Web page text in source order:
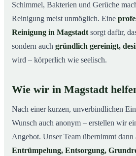
Schimmel, Bakterien und Gerüche
Reinigung meist unmöglich. Eine
Reinigung in Magstadt sorgt dafür,
sondern auch gründlich gereinigt,
wird – körperlich wie seelisch.
Wie wir in Magstadt
Nach einer kurzen, unverbindlichen
Wunsch auch anonym – erstellen wir
Angebot. Unser Team übernimmt dann
Entrümpelung, Entsorgung,